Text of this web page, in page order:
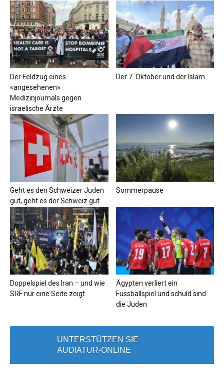
Der Feldzug eines
«angesehenen»
Medizinjournals gegen
israelische Ärzte
Der 7. Oktober und der Islam
Geht es den Schweizer Juden
gut, geht es der Schweiz gut
Sommerpause
Doppelspiel des Iran – und wie
SRF nur eine Seite zeigt
Ägypten verliert ein
Fussballspiel und schuld sind
die Juden
UNTERSTÜTZEN SIE
AUDIATUR-ONLINE